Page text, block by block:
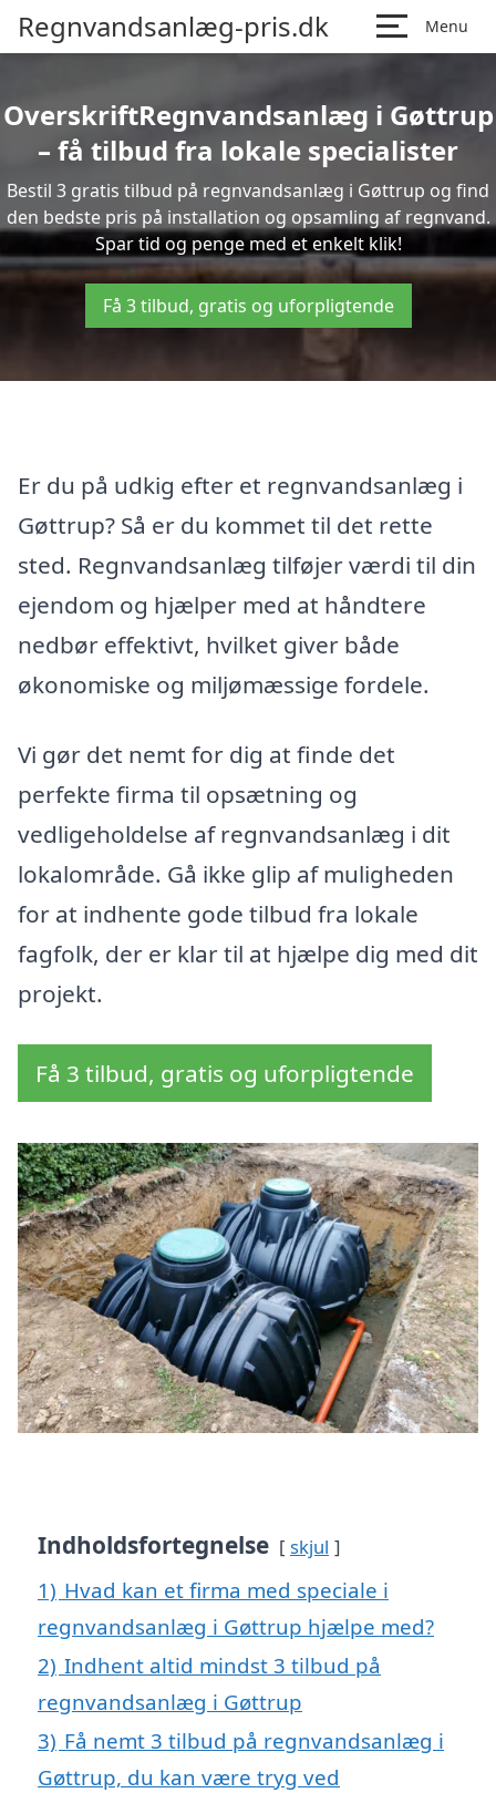
Regnvandsanlæg-pris.dk Menu
OverskriftRegnvandsanlæg i Gøttrup
– få tilbud fra lokale specialister
Bestil 3 gratis tilbud på regnvandsanlæg i Gøttrup og find
den bedste pris på installation og opsamling af regnvand.
Spar tid og penge med et enkelt klik!
Få 3 tilbud, gratis og uforpligtende
Er du på udkig efter et regnvandsanlæg i
Gøttrup? Så er du kommet til det rette
sted. Regnvandsanlæg tilføjer værdi til din
ejendom og hjælper med at håndtere
nedbør effektivt, hvilket giver både
økonomiske og miljømæssige fordele.
Vi gør det nemt for dig at finde det
perfekte firma til opsætning og
vedligeholdelse af regnvandsanlæg i dit
lokalområde. Gå ikke glip af muligheden
for at indhente gode tilbud fra lokale
fagfolk, der er klar til at hjælpe dig med dit
projekt.
Få 3 tilbud, gratis og uforpligtende
Indholdsfortegnelse skjul
1) Hvad kan et firma med speciale i
regnvandsanlæg i Gøttrup hjælpe med?
2) Indhent altid mindst 3 tilbud på
regnvandsanlæg i Gøttrup
3) Få nemt 3 tilbud på regnvandsanlæg i
Gøttrup, du kan være tryg ved